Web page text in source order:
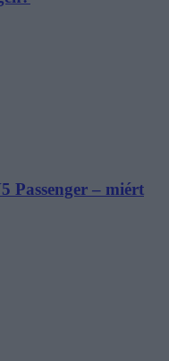
Passenger – miért